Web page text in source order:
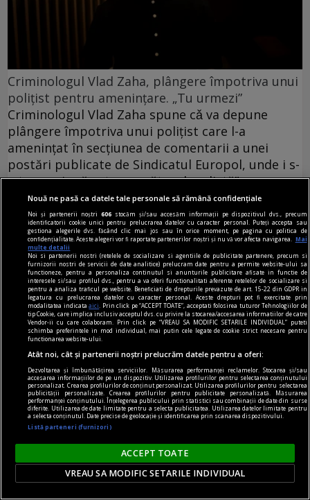
Criminologul Vlad Zaha, plângere împotriva unui
polițist pentru amenințare. „Tu urmezi”
Criminologul Vlad Zaha spune cǎ va depune
plângere împotriva unui polițist care l-a
amenințat în secțiunea de comentarii a unei
postări publicate de Sindicatul Europol, unde i s-
a transmis că este „următorul pe listă”.
Efectul ascuns al inflației. Studiul care leagă
scumpirile de un risc mai mare de sinucidere
Inflația nu înseamnă doar alimente și facturi mai
scumpe. Un nou studiu publicat în The Lancet
Regional Health - Western Pacific arată că
perioadele cu creșteri accelerate ale prețurilor
Nouă ne pasă ca datele tale personale să rămână confidențiale
Noi și partenerii noștri606 stocăm și/sau accesăm informații pe dispozitivul dvs., precum
identificatorii cookie unici pentru prelucrarea datelor cu caracter personal. Puteți accepta sau
gestiona alegerile dvs. făcând clic mai jos sau în orice moment, pe pagina cu politica de
confidențialitate. Aceste alegeri vor fi raportate partenerilor noștri și nu vă vor afecta navigarea.
Mai
multe detalii
Noi si partenerii nostri (retelele de socializare si agentiile de publicitate partenere, precum si
furnizorii nostri de servicii de date analitice) prelucram date pentru a permite website-ului sa
functioneze, pentru a personaliza continutul si anunturile publicitare afisate in functie de
interesele si/sau profilul dvs., pentru a va oferi functionalitati aferente retelelor de socializare si
pentru a analiza traficul pe website. Beneficiati de drepturile prevazute de art. 15-22 din GDPR in
legatura cu prelucrarea datelor cu caracter personal. Aceste drepturi pot fi exercitate prin
modalitatea indicataaici
. Prin click pe “ACCEPT TOATE”, acceptati folosirea tuturor Tehnologiilor de
tip Cookie, care implica inclusiv acceptul dvs. cu privire la stocarea/accesarea informatiilor de catre
Vendor-ii cu care colaboram. Prin click pe “VREAU SA MODIFIC SETARILE INDIVIDUAL” puteti
schimba preferintele in mod individual, mai putin cele legate de cookie strict necesare pentru
functionarea website-ului.
Atât noi, cât și partenerii noștri prelucrăm datele pentru a oferi:
Dezvoltarea și îmbunătățirea serviciilor. Măsurarea performanței reclamelor. Stocarea și/sau
accesarea informațiilor de pe un dispozitiv. Utilizarea profilurilor pentru selectarea conținutului
personalizat. Crearea profilurilor de conținut personalizat. Utilizarea profilurilor pentru selectarea
publicității personalizate. Crearea profilurilor pentru publicitate personalizată. Măsurarea
performanței conținutului. Înțelegerea publicului prin statistici sau combinații de date din surse
diferite. Utilizarea de date limitate pentru a selecta publicitatea. Utilizarea datelor limitate pentru
a selecta conținutul. Date precise de geolocație și identificarea prin scanarea dispozitivului.
Listă parteneri (furnizori)
ACCEPT TOATE
VREAU SA MODIFIC SETARILE INDIVIDUAL